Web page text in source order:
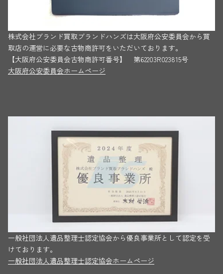
株式会社ブランド買取ブランドハンズは大阪府公安委員会から買
取店の運営に必要な古物商許可をいただいております。
【大阪府公安委員会古物商許可番号】 第62203R023815号
大阪府公安委員会ホームページ
一般社団法人遺品整理士認定協会から優良事業所として認定を受
けております。
一般社団法人遺品整理士認定協会ホームページ